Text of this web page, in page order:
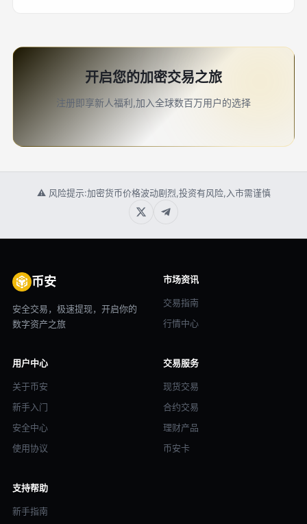
开启您的加密交易之旅
注册即享新人福利,加入全球数百万用户的选择
⚠ 风险提示:加密货币价格波动剧烈,投资有风险,入市需谨慎
币安
安全交易，极速提现，开启你的
数字资产之旅
市场资讯
交易指南
行情中心
用户中心
关于币安
新手入门
安全中心
使用协议
交易服务
现货交易
合约交易
理财产品
币安卡
支持帮助
新手指南